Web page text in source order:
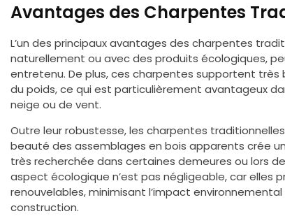
Avantages des Charpentes
L’un des principaux avantages des charpentes
naturellement ou avec des produits écologiques,
entretenu. De plus, ces charpentes supportent
du poids, ce qui est particulièrement avantageux
neige ou de vent.
Outre leur robustesse, les charpentes
beauté des assemblages en bois apparents crée
très recherchée dans certaines demeures ou lors
aspect écologique n’est pas négligeable, car elles
renouvelables, minimisant l’impact
construction.